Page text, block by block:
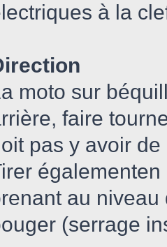
à la
moto sur
faire
pas y avoir de
au
(serrage